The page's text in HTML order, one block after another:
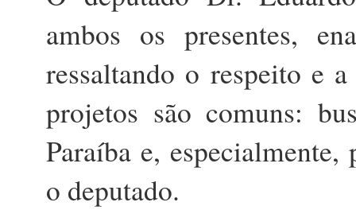
ambos os presentes,
ressaltando o respeito e
projetos são comuns:
Paraíba e,
o deputado.